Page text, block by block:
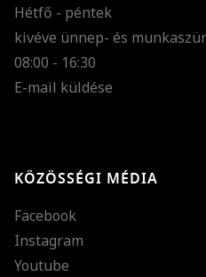
Hétfő - péntek
kivéve ünnep- és
08:00 - 16:30
E-mail küldése
KÖZÖSSÉGI MÉDIA
Facebook
Instagram
Youtube